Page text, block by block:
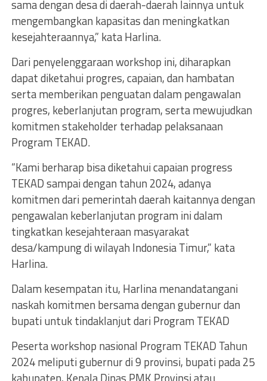
sama dengan desa di daerah-daerah lainnya untuk
mengembangkan kapasitas dan meningkatkan
kesejahteraannya,” kata Harlina.
Dari penyelenggaraan workshop ini, diharapkan
dapat diketahui progres, capaian, dan hambatan
serta memberikan penguatan dalam pengawalan
progres, keberlanjutan program, serta mewujudkan
komitmen stakeholder terhadap pelaksanaan
Program TEKAD.
“Kami berharap bisa diketahui capaian progress
TEKAD sampai dengan tahun 2024, adanya
komitmen dari pemerintah daerah kaitannya dengan
pengawalan keberlanjutan program ini dalam
tingkatkan kesejahteraan masyarakat
desa/kampung di wilayah Indonesia Timur,” kata
Harlina.
Dalam kesempatan itu, Harlina menandatangani
naskah komitmen bersama dengan gubernur dan
bupati untuk tindaklanjut dari Program TEKAD
Peserta workshop nasional Program TEKAD Tahun
2024 meliputi gubernur di 9 provinsi, bupati pada 25